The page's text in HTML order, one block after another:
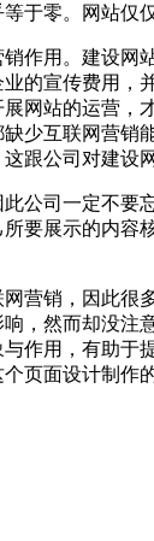
零。网站
用。建设网
的宣传费用
网站的运营
少互联网营
跟公司对建设
司一定不要
要展示的内
营销，因此
，然而却没
作用，有助
页面设计制